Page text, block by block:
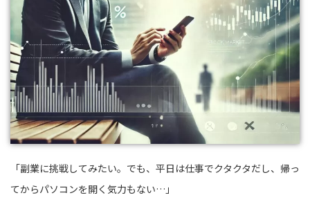
「副業に挑戦してみたい。でも、平日は仕事でクタクタだし、帰っ
てからパソコンを開く気力もない…」